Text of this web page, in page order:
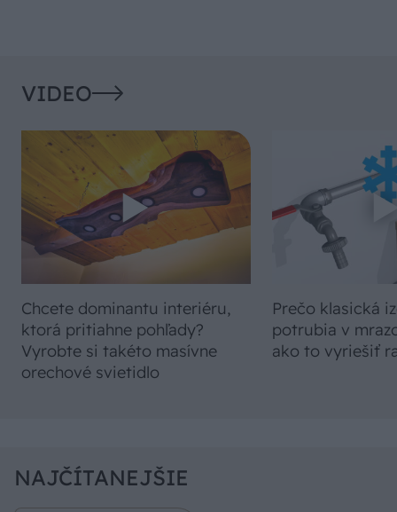
VIDEO
Chcete dominantu interiéru,
ktorá pritiahne pohľady?
Vyrobte si takéto masívne
orechové svietidlo
Prečo klasická
potrubia v
ako to vyriešiť
NAJČÍTANEJŠIE